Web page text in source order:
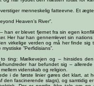
menneskelig fatteevne. Et
Heaven’s River”.
han er blevet fjernet fra sin egen
Her har han gennemlevet sin
virkelige verden og må her finde sig
”Perfidisians”.
to ting: Mælkevejen og – hinsides
har befundet sig –
videnskab og religion.
i de første linier gøres det klart, at
den fascinerende slags), og samtidig